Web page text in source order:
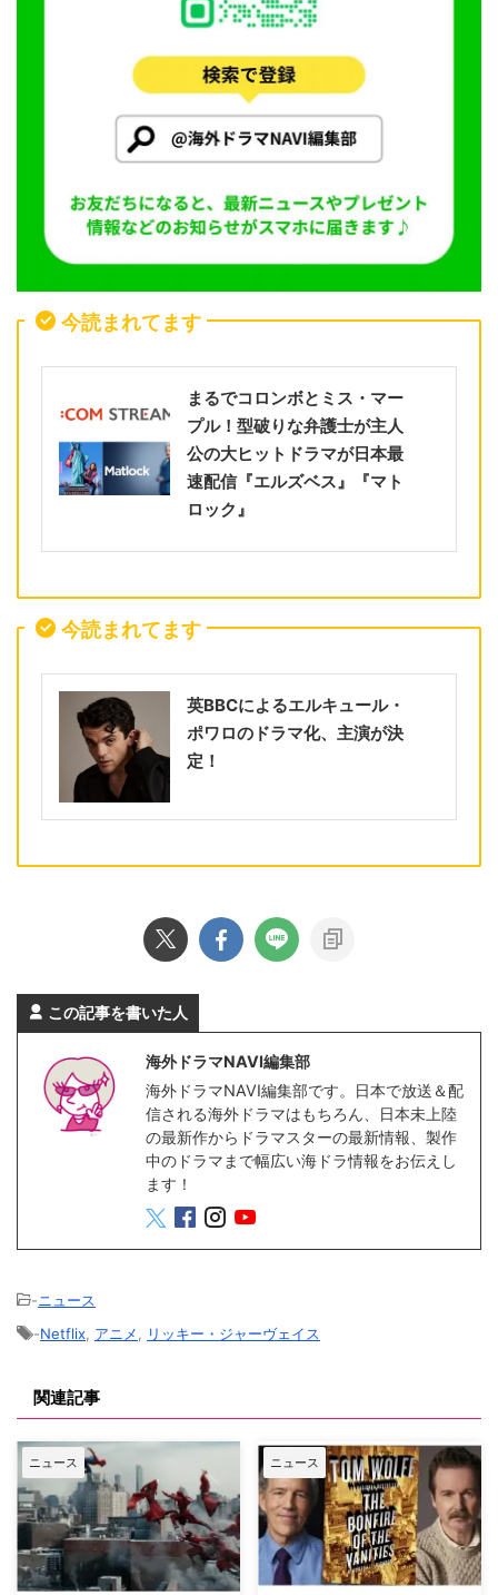
今読まれてます
まるでコロンボとミス・マー
プル！型破りな弁護士が主人
公の大ヒットドラマが日本最
速配信『エルズベス』『マト
ロック』
今読まれてます
英BBCによるエルキュール・
ポワロのドラマ化、主演が決
定！
この記事を書いた人
海外ドラマNAVI編集部
海外ドラマNAVI編集部です。日本で放送＆配
信される海外ドラマはもちろん、日本未上陸
の最新作からドラマスターの最新情報、製作
中のドラマまで幅広い海ドラ情報をお伝えし
ます！
-ニュース
-Netflix アニメ リッキー・ジャーヴェイス
関連記事
ニュース ニュース